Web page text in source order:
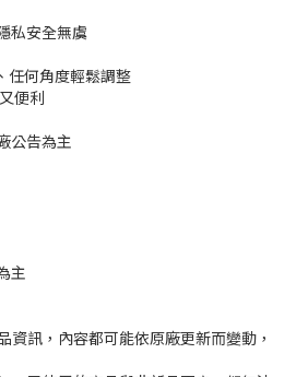
私安全無虞
任何角度輕鬆調整
便利
公告為主
主
資訊，內容都可能依原廠更新而變動，